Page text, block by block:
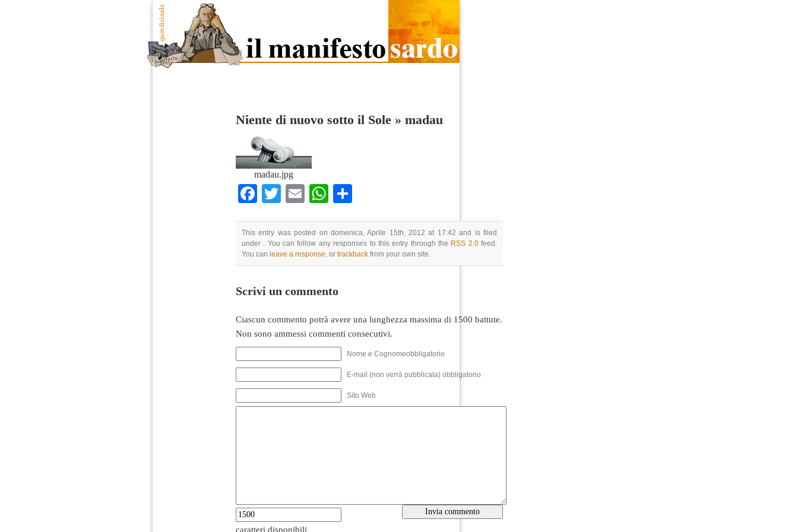
Niente di nuovo sotto il Sole » madau
madau.jpg
Facebook
TwitterEmailWhatsApp
This entry was posted on domenica, Aprile 15th, 2012 at 17:42 and is filed
under . You can follow any responses to this entry through the RSS 2.0feed.
You can leave a response, or trackback from your own site.
Scrivi un commento
Ciascun commento potrà avere una lunghezza massima di 1500 battute.
Non sono ammessi commenti consecutivi.
Nome e Cognomeobbligatorio
E-mail (non verrà pubblicata) obbligatorio
Sito Web
caratteri disponibili